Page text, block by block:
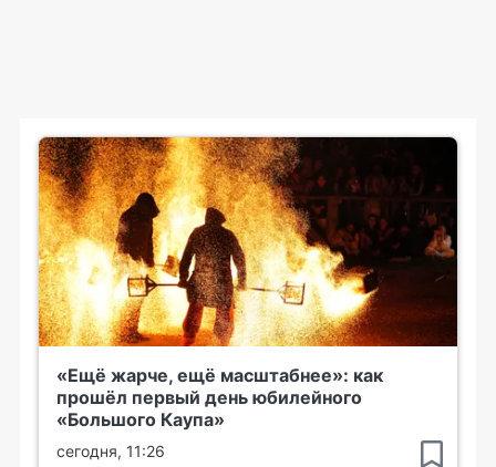
«Ещё жарче, ещё масштабнее»: как
прошёл первый день юбилейного
«Большого Каупа»
сегодня, 11:26